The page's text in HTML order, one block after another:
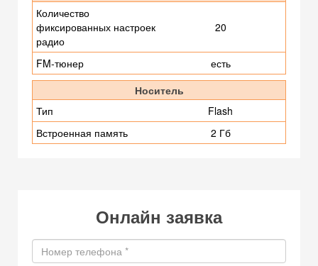
Количество
фиксированных настроек
радио
20
FM-тюнер
есть
Носитель
Тип
Flash
Встроенная память
2 Гб
Онлайн заявка